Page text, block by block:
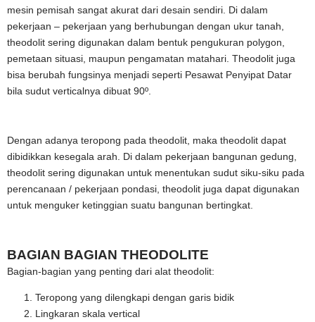
mesin pemisah sangat akurat dari desain sendiri. Di dalam
pekerjaan – pekerjaan yang berhubungan dengan ukur tanah,
theodolit sering digunakan dalam bentuk pengukuran polygon,
pemetaan situasi, maupun pengamatan matahari. Theodolit juga
bisa berubah fungsinya menjadi seperti Pesawat Penyipat Datar
bila sudut verticalnya dibuat 90º.
Dengan adanya teropong pada theodolit, maka theodolit dapat
dibidikkan kesegala arah. Di dalam pekerjaan bangunan gedung,
theodolit sering digunakan untuk menentukan sudut siku-siku pada
perencanaan / pekerjaan pondasi, theodolit juga dapat digunakan
untuk menguker ketinggian suatu bangunan bertingkat.
BAGIAN BAGIAN THEODOLITE
Bagian-bagian yang penting dari alat theodolit:
Teropong yang dilengkapi dengan garis bidik
Lingkaran skala vertical